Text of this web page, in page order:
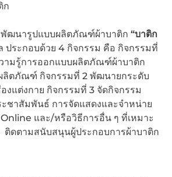
ก
พัฒนารูปแบบผลิตภัณฑ์ผ้าบาติก “บาติก
ประกอบด้วย 4 กิจกรรม คือ กิจกรรมที่
ามรู้การออกแบบผลิตภัณฑ์ผ้าบาติก
ลิตภัณฑ์ กิจกรรมที่ 2 พัฒนายกระดับ
งแต่งกาย กิจกรรมที่ 3 จัดกิจกรรม
ชาสัมพันธ์ การจัดแสดงและจำหน่าย
และ/หรือวิธีการอื่น ๆ ที่เหมาะ
ดตามสนับสนุนผู้ประกอบการผ้าบาติก